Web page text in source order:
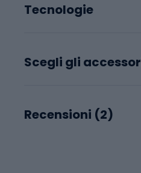
Tecnologie
Scegli gli
Recensioni (2)